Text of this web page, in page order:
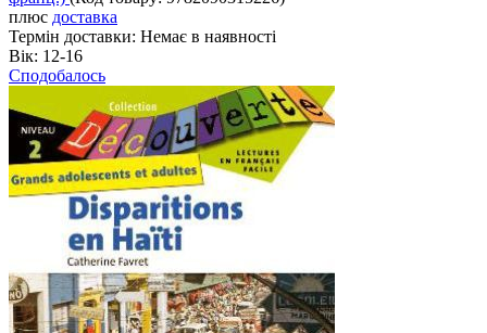
плюс доставка
Термін доставки: Немає в наявності
Вік: 12-16
Сподобалось